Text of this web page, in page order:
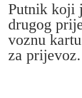
Putnik koji
drugog
voznu
za prijevoz.